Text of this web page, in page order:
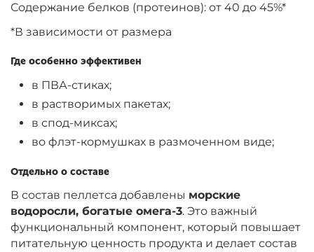
Содержание белков (протеинов): от 40 до 45%*
*В зависимости от размера
Где особенно эффективен
в ПВА-стиках;
в растворимых пакетах;
в спод-миксах;
во флэт-кормушках в размоченном виде;
Отдельно о составе
В состав пеллетса добавлены морские
водоросли, богатые омега-3. Это важный
функциональный компонент, который повышает
питательную ценность продукта и делает состав